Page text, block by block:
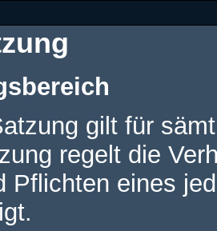
gilt für
regelt die
Pflichten eines